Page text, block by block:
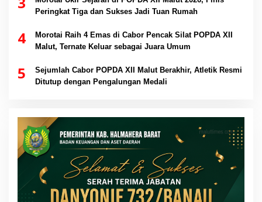
Peringkat Tiga dan Sukses Jadi Tuan Rumah
4
Morotai Raih 4 Emas di Cabor Pencak Silat POPDA XII
Malut, Ternate Keluar sebagai Juara Umum
5
Sejumlah Cabor POPDA XII Malut Berakhir, Atletik Resmi
Ditutup dengan Pengalungan Medali